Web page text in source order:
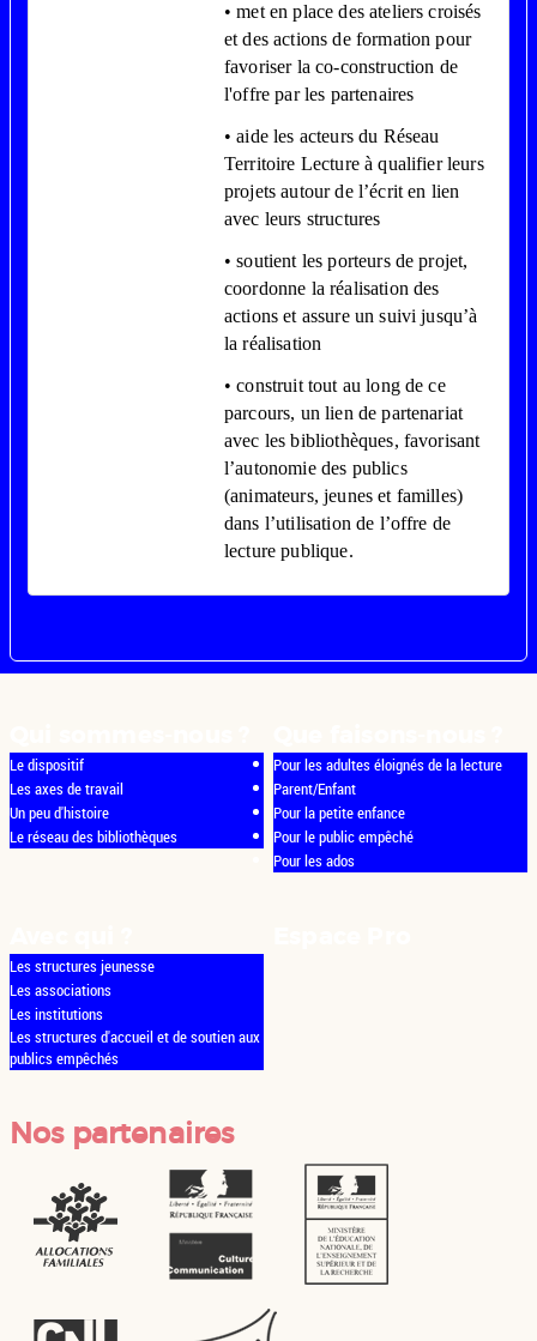
• met en place des ateliers croisés
et des actions de formation pour
favoriser la co-construction de
l'offre par les partenaires
• aide les acteurs du Réseau
Territoire Lecture à qualifier leurs
projets autour de l’écrit en lien
avec leurs structures
• soutient les porteurs de projet,
coordonne la réalisation des
actions et assure un suivi jusqu’à
la réalisation
• construit tout au long de ce
parcours, un lien de partenariat
avec les bibliothèques, favorisant
l’autonomie des publics
(animateurs, jeunes et familles)
dans l’utilisation de l’offre de
lecture publique.
Le dispositif
Les axes de travail
Un peu d'histoire
Le réseau des bibliothèques
Pour les adultes éloignés de la lecture
Parent/Enfant
Pour la petite enfance
Pour le public empêché
Pour les ados
Les structures jeunesse
Les associations
Les institutions
Les structures d'accueil et de soutien aux
publics empêchés
Nos partenaires